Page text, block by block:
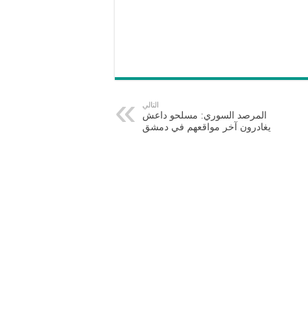
التالي
المرصد السوري: مسلحو داعش
يغادرون آخر مواقعهم في دمشق